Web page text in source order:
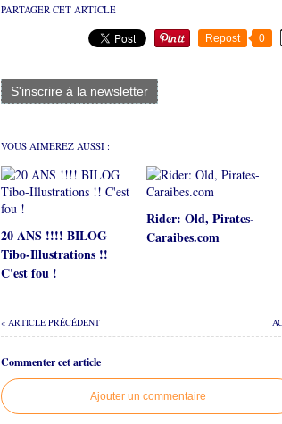
PARTAGER CET ARTICLE
Repost 0
S'inscrire à la newsletter
VOUS AIMEREZ AUSSI :
20 ANS !!!! BILOG
Tibo-Illustrations !!
C'est fou !
Rider: Old, Pirates-
Caraibes.com
« ARTICLE PRÉCÉDENT
Commenter cet article
Ajouter un commentaire